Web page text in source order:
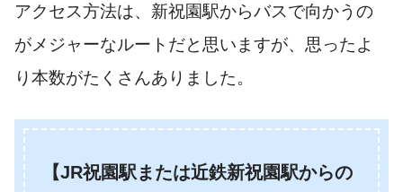
アクセス方法は、新祝園駅からバスで向かうの
がメジャーなルートだと思いますが、思ったよ
り本数がたくさんありました。
【JR祝園駅または近鉄新祝園駅からの